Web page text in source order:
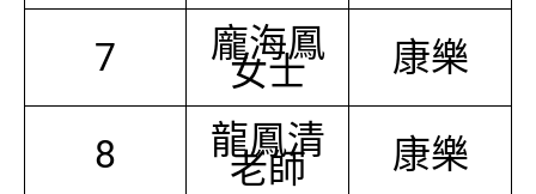
7 龐海鳳
女士 康樂
8 龍鳳清
老師 康樂